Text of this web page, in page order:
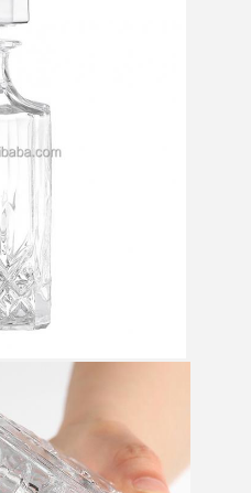
겨주세요
리겠습니다!